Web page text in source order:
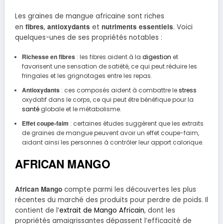
Les graines de mangue africaine sont riches
en fibres, antioxydants et nutriments essentiels. Voici
quelques-unes de ses propriétés notables :
Richesse en fibres : les fibres aident à la digestion et
favorisent une sensation de satiété, ce qui peut réduire les
fringales et les grignotages entre les repas.
Antioxydants : ces composés aident à combattre lestress
oxydatif dans le corps, ce qui peut être bénéfique pour la
santéglobale et le métabolisme.
Effet coupe-faim : certaines études suggèrent que les extraits
de graines de mangue peuvent avoir un effet coupe-faim,
aidant ainsi les personnes à contrôler leur apport calorique.
AFRICAN MANGO
African Mango compte parmi les découvertes les plus
récentes du marché des produits pour perdre de poids. Il
contient de l’extrait de Mango Africain, dont les
propriétés amaigrissantes dépassent l’efficacité de